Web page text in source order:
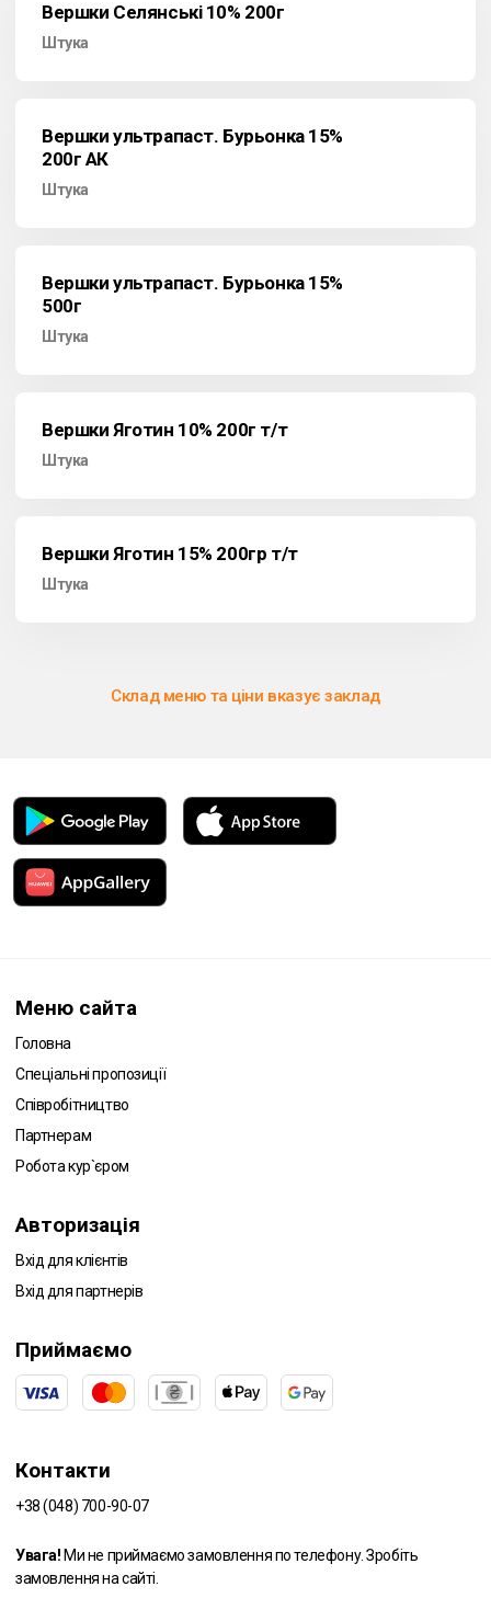
Вершки Селянські 10% 200г
Штука
Вершки ультрапаст. Бурьонка 15%
200г АК
Штука
Вершки ультрапаст. Бурьонка 15%
500г
Штука
Вершки Яготин 10% 200г т/т
Штука
Вершки Яготин 15% 200гр т/т
Штука
Склад меню та ціни вказує заклад
Меню сайта
Головна
Спеціальні пропозиції
Співробітництво
Партнерам
Робота кур`єром
Авторизація
Вхід для клієнтів
Вхід для партнерів
Приймаємо
Контакти
+38 (048) 700-90-07
Увага! Ми не приймаємо замовлення по телефону. Зробіть
замовлення на сайті.